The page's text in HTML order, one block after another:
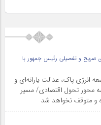
و تفصیلی رئیس جمهور با
انرژی پاک، عدالت یارانه‌ای و
محور تحول اقتصادی/ مسیر
و متوقف نخواهد شد